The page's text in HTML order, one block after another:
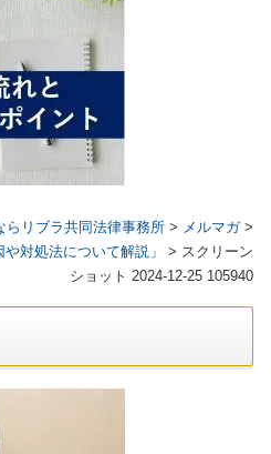
らリブラ共同法律事務所 > メルマガ>
対処法について解説」
> スクリーン
ショット 2024-12-25 105940